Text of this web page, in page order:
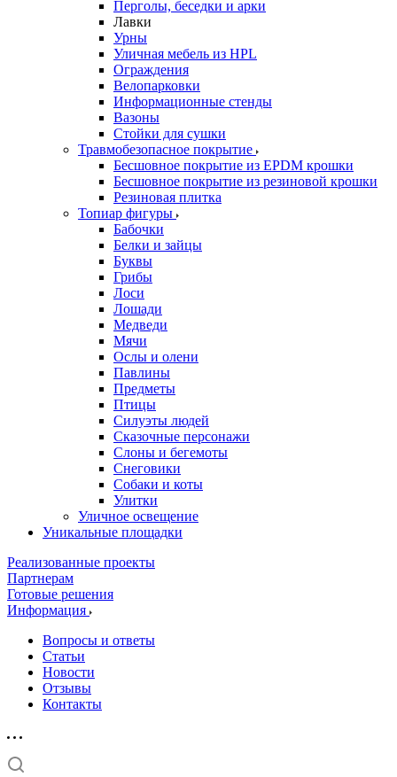
Перголы, беседки и арки
Лавки
Урны
Уличная мебель из HPL
Ограждения
Велопарковки
Информационные стенды
Вазоны
Стойки для сушки
Травмобезопасное покрытие
Бесшовное покрытие из EPDM крошки
Бесшовное покрытие из резиновой крошки
Резиновая плитка
Топиар фигуры
Бабочки
Белки и зайцы
Буквы
Грибы
Лоси
Лошади
Медведи
Мячи
Ослы и олени
Павлины
Предметы
Птицы
Силуэты людей
Сказочные персонажи
Слоны и бегемоты
Снеговики
Собаки и коты
Улитки
Уличное освещение
Уникальные площадки
Реализованные проекты
Партнерам
Готовые решения
Информация
Вопросы и ответы
Статьи
Новости
Отзывы
Контакты